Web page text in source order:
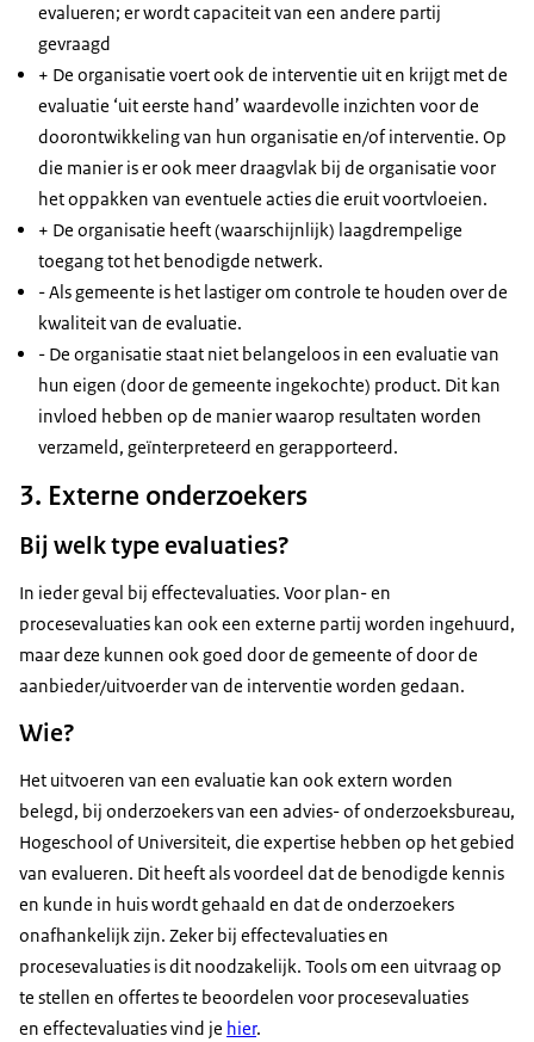
evalueren; er wordt capaciteit van een andere partij
gevraagd
+ De organisatie voert ook de interventie uit en krijgt met de
evaluatie ‘uit eerste hand’ waardevolle inzichten voor de
doorontwikkeling van hun organisatie en/of interventie. Op
die manier is er ook meer draagvlak bij de organisatie voor
het oppakken van eventuele acties die eruit voortvloeien.
+ De organisatie heeft (waarschijnlijk) laagdrempelige
toegang tot het benodigde netwerk.
- Als gemeente is het lastiger om controle te houden over de
kwaliteit van de evaluatie.
- De organisatie staat niet belangeloos in een evaluatie van
hun eigen (door de gemeente ingekochte) product. Dit kan
invloed hebben op de manier waarop resultaten worden
verzameld, geïnterpreteerd en gerapporteerd.
3. Externe onderzoekers
Bij welk type evaluaties?
In ieder geval bij effectevaluaties. Voor plan- en
procesevaluaties kan ook een externe partij worden ingehuurd,
maar deze kunnen ook goed door de gemeente of door de
aanbieder/uitvoerder van de interventie worden gedaan.
Wie?
Het uitvoeren van een evaluatie kan ook extern worden
belegd, bij onderzoekers van een advies- of onderzoeksbureau,
Hogeschool of Universiteit, die expertise hebben op het gebied
van evalueren. Dit heeft als voordeel dat de benodigde kennis
en kunde in huis wordt gehaald en dat de onderzoekers
onafhankelijk zijn. Zeker bij effectevaluaties en
procesevaluaties is dit noodzakelijk. Tools om een uitvraag op
te stellen en offertes te beoordelen voor procesevaluaties
en effectevaluaties vind je hier.